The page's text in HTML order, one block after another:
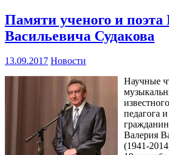
Памяти ученого и поэта
Васильевича Судакова
13.09.2017 Новости
Научные
педагога
Валерия
(1941-